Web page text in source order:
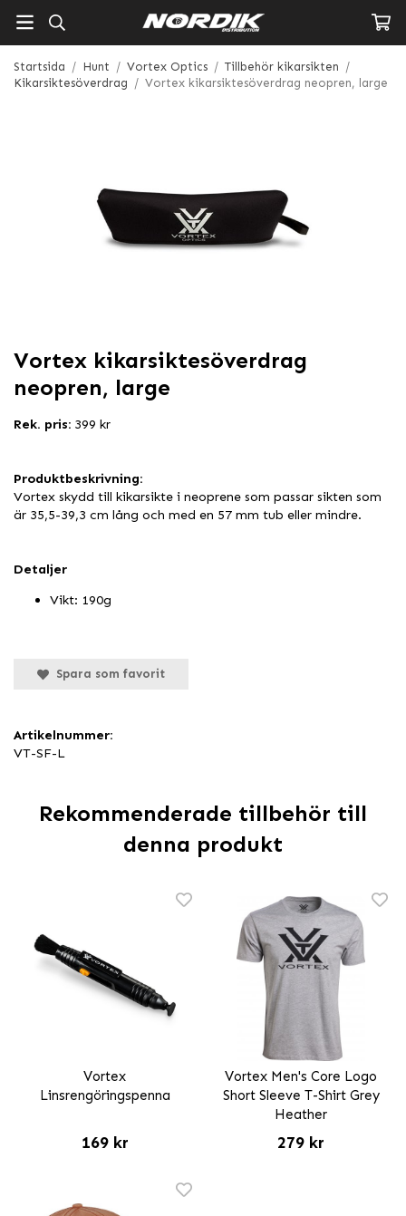
Startsida / Hunt / Vortex Optics / Tillbehör kikarsikten /
Kikarsiktesöverdrag / Vortex kikarsiktesöverdrag neopren, large
Vortex kikarsiktesöverdrag
neopren, large
Rek. pris: 399 kr
Produktbeskrivning:
Vortex skydd till kikarsikte i neoprene som passar sikten som
är 35,5-39,3 cm lång och med en 57 mm tub eller mindre.
Detaljer
Vikt: 190g
Spara som favorit
Artikelnummer:
VT-SF-L
Rekommenderade tillbehör till
denna produkt
Vortex
Linsrengöringspenna
169 kr
Vortex Men's Core Logo
Short Sleeve T-Shirt Grey
Heather
279 kr